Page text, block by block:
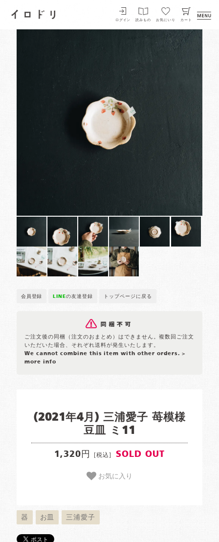
イロドリ
ログイン 読みもの お気にいり カート
会員登録 LINEの友達登録 トップページに戻る
ご注文後の同梱（注文のおまとめ）はできません。複数回ご注文
いただいた場合、それぞれ送料が発生いたします。
We cannot combine this item with other orders. >
more info
(2021年4月) 三浦愛子 苺模様
豆皿 ミ11
1,320円 [税込] SOLD OUT
お気に入り
器 お皿 三浦愛子